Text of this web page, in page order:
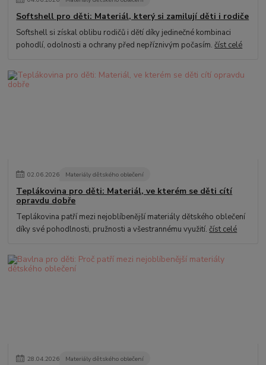
Softshell pro děti: Materiál, který si zamilují děti i rodiče
Softshell si získal oblibu rodičů i dětí díky jedinečné kombinaci
pohodlí, odolnosti a ochrany před nepříznivým počasím.číst celé
02.06.2026 Materiály dětského oblečení
Teplákovina pro děti: Materiál, ve kterém se děti cítí
opravdu dobře
Teplákovina patří mezi nejoblíbenější materiály dětského oblečení
díky své pohodlnosti, pružnosti a všestrannému využití.číst celé
28.04.2026 Materiály dětského oblečení